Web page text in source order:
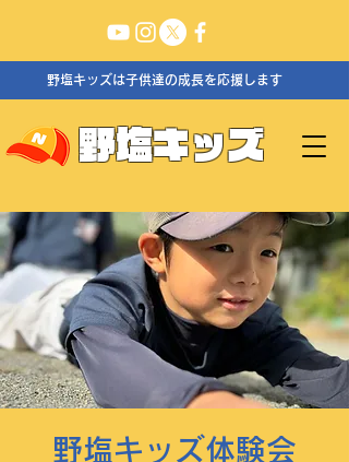
野塩キッズは子供達の成長を応援します
野塩キッズ
野塩キッズ体験会